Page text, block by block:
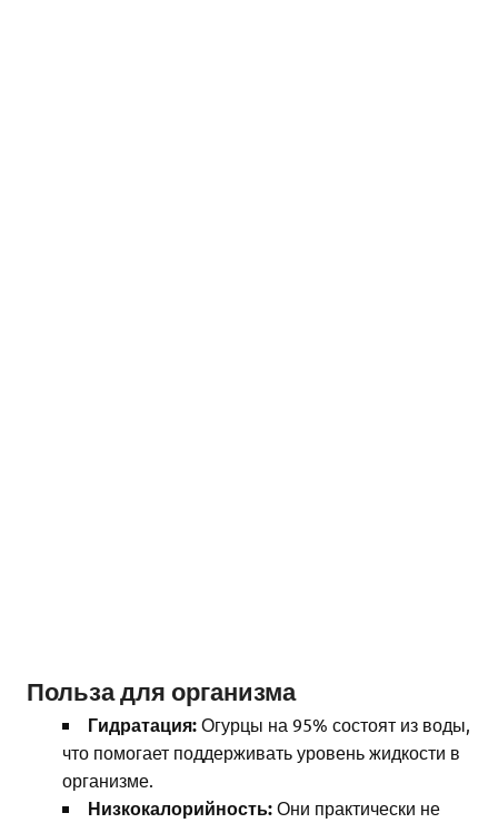
Польза для организма
Гидратация: Огурцы на 95% состоят из воды,
что помогает поддерживать уровень жидкости в
организме.
Низкокалорийность: Они практически не